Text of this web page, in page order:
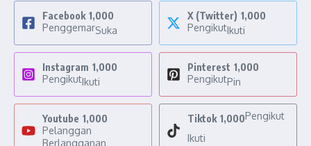
Facebook 1,000
PenggemarSuka
X (Twitter) 1,000
PengikutIkuti
Instagram 1,000
PengikutIkuti
Pinterest 1,000
PengikutPin
Youtube 1,000
Pelanggan
Berlangganan
Tiktok 1,000Pengikut
Ikuti